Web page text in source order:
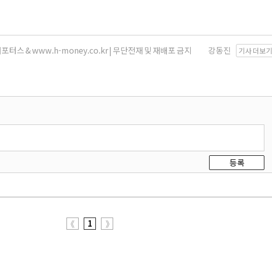
터스 & www.h-money.co.kr | 무단전재 및 재배포 금지 기사 더보기
강동진
등록
《 1 》